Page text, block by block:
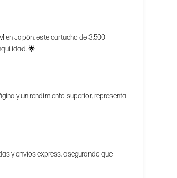
en Japón, este cartucho de 3.500
🌟
y un rendimiento superior, representa
y envíos express, asegurando que